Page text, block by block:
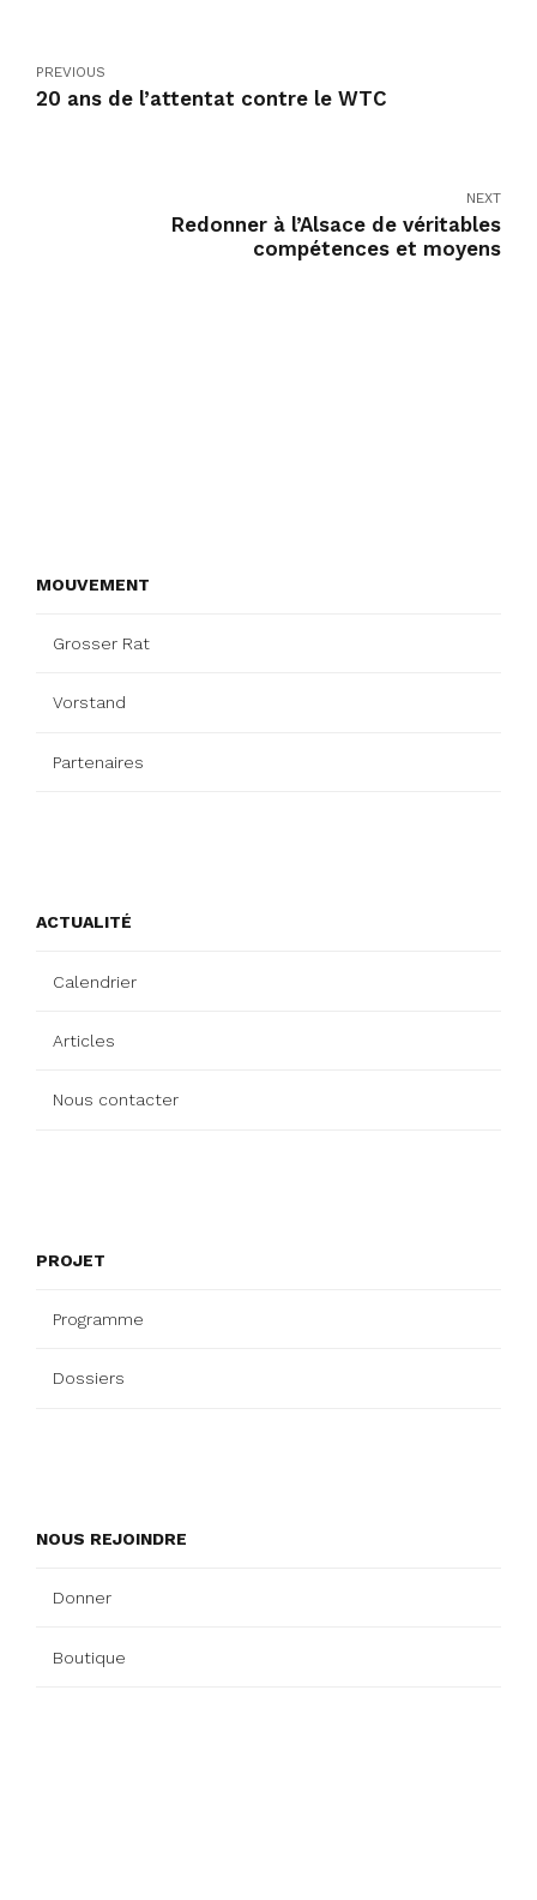
PREVIOUS
20 ans de l’attentat contre le WTC
NEXT
Redonner à l’Alsace de véritables
compétences et moyens
MOUVEMENT
Grosser Rat
Vorstand
Partenaires
ACTUALITÉ
Calendrier
Articles
Nous contacter
PROJET
Programme
Dossiers
NOUS REJOINDRE
Donner
Boutique